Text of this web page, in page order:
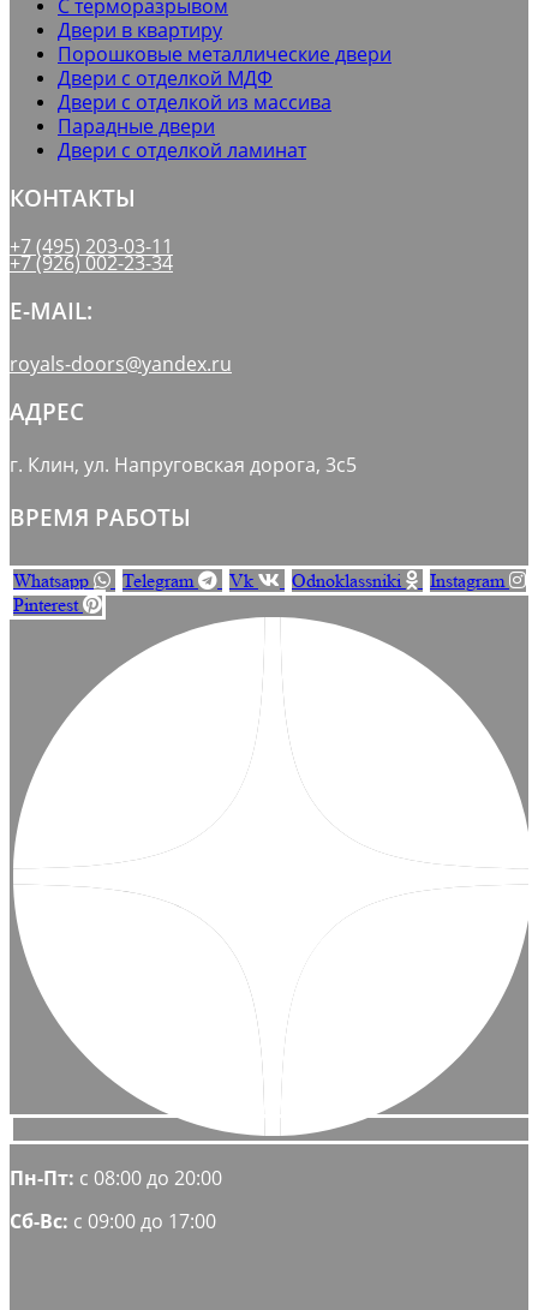
С терморазрывом
Двери в квартиру
Порошковые металлические двери
Двери с отделкой МДФ
Двери с отделкой из массива
Парадные двери
Двери с отделкой ламинат
КОНТАКТЫ
+7 (495) 203-03-11
+7 (926) 002-23-34
E-MAIL:
royals-doors@yandex.ru
АДРЕС
г. Клин, ул. Напруговская дорога, 3с5
ВРЕМЯ РАБОТЫ
Whatsapp Telegram Vk Odnoklassniki
Instagram
Pinterest
Пн-Пт: с 08:00 до 20:00
Сб-Вс: с 09:00 до 17:00